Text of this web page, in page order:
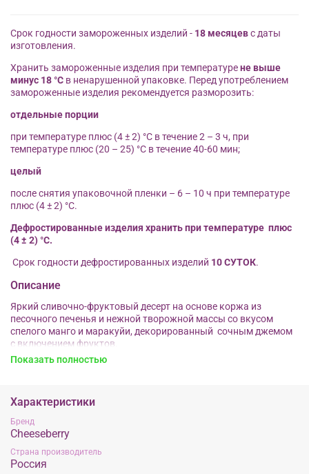
Срок годности замороженных изделий - 18 месяцевс даты
изготовления.
Хранить замороженные изделия при температурене выше
минус 18 °С в ненарушенной упаковке. Перед употреблением
замороженные изделия рекомендуется разморозить:
отдельные порции
при температуре плюс (4 ± 2) °С в течение 2 – 3 ч, при
температуре плюс (20 – 25) °С в течение 40-60 мин;
целый
после снятия упаковочной пленки – 6 – 10 ч при температуре
плюс (4 ± 2) °С.
Дефростированные изделия хранить при температуре плюс
(4 ± 2) °С.
Срок годности дефростированных изделий 10 СУТОК.
Описание
Яркий сливочно-фруктовый десерт на основе коржа из
песочного печенья и нежной творожной массы со вкусом
спелого манго и маракуйи, декорированный сочным джемом
с включением фруктов.
Показать полностью
Характеристики
Бренд
Cheeseberry
Страна производитель
Россия